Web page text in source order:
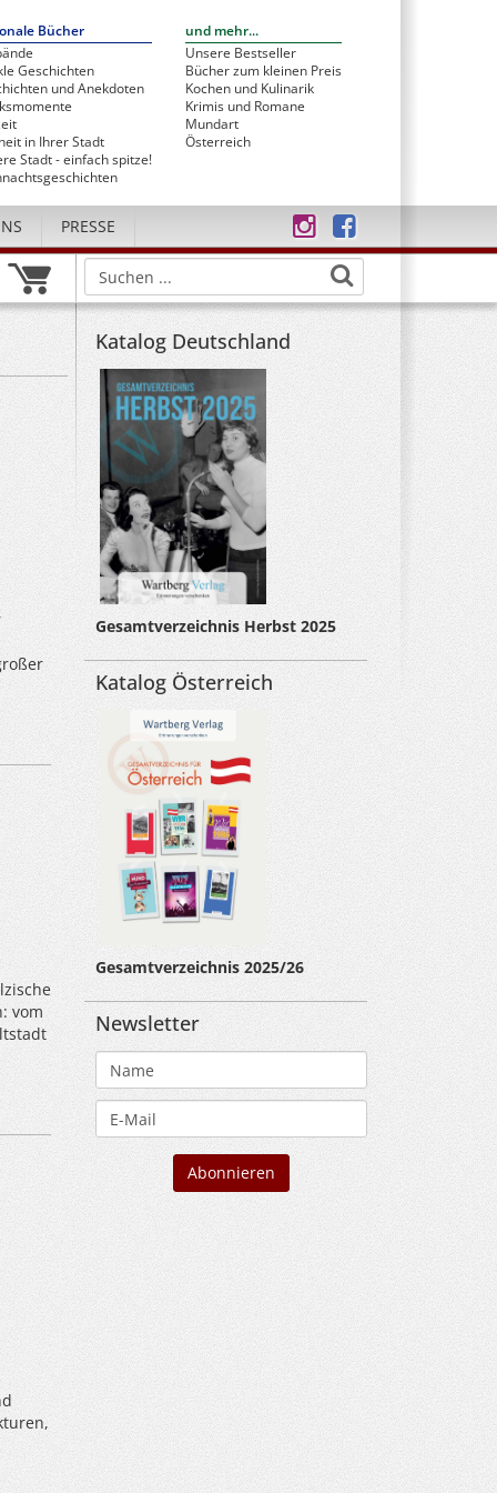
Bücher
Geschichten
und Anekdoten
in Ihrer Stadt
Stadt - einfach spitze!
und mehr...
Unsere Bestseller
Bücher zum kleinen Preis
Kochen und Kulinarik
Krimis und Romane
Mundart
Österreich
PRESSE
vom
Katalog Deutschland
Gesamtverzeichnis Herbst 2025
Katalog Österreich
Gesamtverzeichnis 2025/26
Newsletter